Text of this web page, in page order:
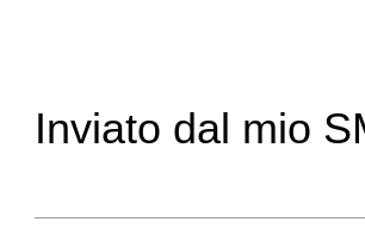
Inviato dal mio